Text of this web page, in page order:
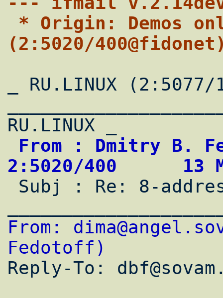
(2:5020/
_ RU.LINUX
2:5020/400      13
From:
Fedotoff)
Reply-To: